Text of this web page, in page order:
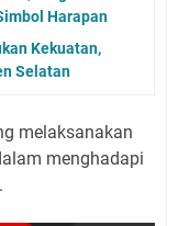
Harapan
Kekuatan,
Selatan
melaksanakan
menghadapi